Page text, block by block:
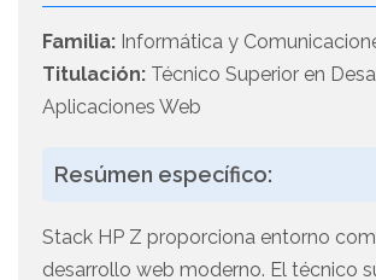
Familia: Informática y
Titulación: Técnico Superior en
Aplicaciones Web
Resúmen específico:
Stack HP Z proporciona entorno
desarrollo web moderno. El técnico